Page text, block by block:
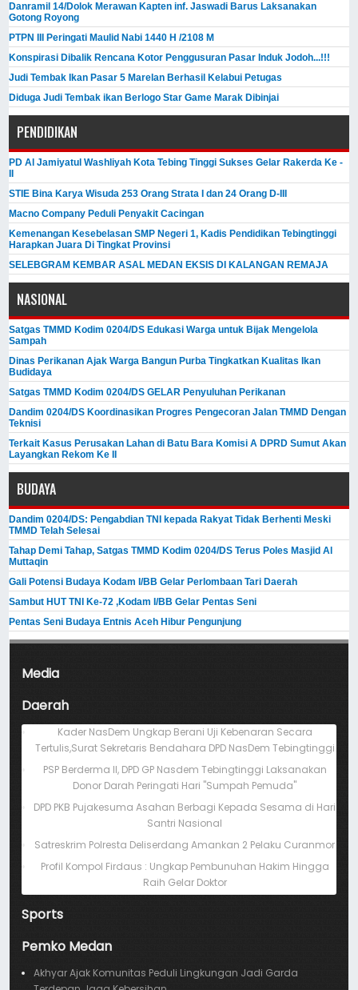
Danramil 14/Dolok Merawan Kapten inf. Jaswadi Barus Laksanakan
Gotong Royong
PTPN III Peringati Maulid Nabi 1440 H /2108 M
Konspirasi Dibalik Rencana Kotor Penggusuran Pasar Induk Jodoh...!!!
Judi Tembak Ikan Pasar 5 Marelan Berhasil Kelabui Petugas
Diduga Judi Tembak ikan Berlogo Star Game Marak Dibinjai
PENDIDIKAN
PD Al Jamiyatul Washliyah Kota Tebing Tinggi Sukses Gelar Rakerda Ke -
STIE Bina Karya Wisuda 253 Orang Strata I dan 24 Orang D-III
Macno Company Peduli Penyakit Cacingan
Kemenangan Kesebelasan SMP Negeri 1, Kadis Pendidikan Tebingtinggi
Harapkan Juara Di Tingkat Provinsi
SELEBGRAM KEMBAR ASAL MEDAN EKSIS DI KALANGAN REMAJA
NASIONAL
Satgas TMMD Kodim 0204/DS Edukasi Warga untuk Bijak Mengelola
Sampah
Dinas Perikanan Ajak Warga Bangun Purba Tingkatkan Kualitas Ikan
Budidaya
Satgas TMMD Kodim 0204/DS GELAR Penyuluhan Perikanan
Dandim 0204/DS Koordinasikan Progres Pengecoran Jalan TMMD Dengan
Teknisi
Terkait Kasus Perusakan Lahan di Batu Bara Komisi A DPRD Sumut Akan
Layangkan Rekom Ke II
BUDAYA
Dandim 0204/DS: Pengabdian TNI kepada Rakyat Tidak Berhenti Meski ​
TMMD Telah Selesai
Tahap Demi Tahap, Satgas TMMD Kodim 0204/DS Terus Poles Masjid Al
Muttaqin
Gali Potensi Budaya Kodam I/BB Gelar Perlombaan Tari Daerah
Sambut HUT TNI Ke-72 ,Kodam I/BB Gelar Pentas Seni
Pentas Seni Budaya Entnis Aceh Hibur Pengunjung
Media
Daerah
Kader NasDem Ungkap Berani Uji Kebenaran Secara
Tertulis,Surat Sekretaris Bendahara DPD NasDem Tebingtinggi
PSP Berderma II, DPD GP Nasdem Tebingtinggi Laksanakan
Donor Darah Peringati Hari "Sumpah Pemuda"
DPD PKB Pujakesuma Asahan Berbagi Kepada Sesama di Hari
Santri Nasional
Satreskrim Polresta Deliserdang Amankan 2 Pelaku Curanmor
Profil Kompol Firdaus : Ungkap Pembunuhan Hakim Hingga
Raih Gelar Doktor
Sports
Pemko Medan
Akhyar Ajak Komunitas Peduli Lingkungan Jadi Garda